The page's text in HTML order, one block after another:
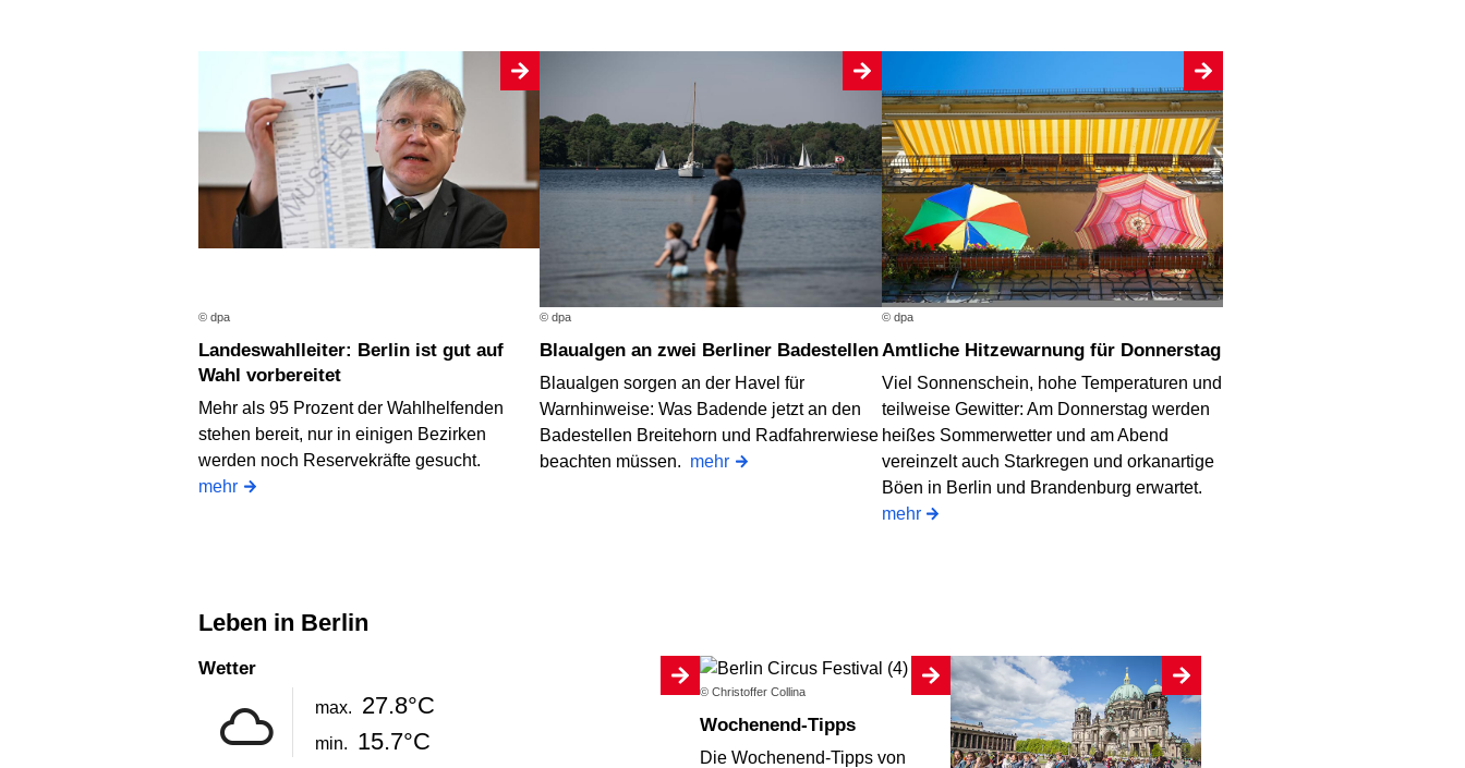
© dpa
Landeswahlleiter: Berlin ist gut auf
Wahl vorbereitet
Mehr als 95 Prozent der Wahlhelfenden
stehen bereit, nur in einigen Bezirken
werden noch Reservekräfte gesucht.
mehr
© dpa
Blaualgen an zwei Berliner Badestellen
Blaualgen sorgen an der Havel für
Warnhinweise: Was Badende jetzt an den
Badestellen Breitehorn und Radfahrerwiese
beachten müssen. mehr
© dpa
Amtliche Hitzewarnung für Donnerstag
Viel Sonnenschein, hohe Temperaturen und
teilweise Gewitter: Am Donnerstag werden
heißes Sommerwetter und am Abend
vereinzelt auch Starkregen und orkanartige
Böen in Berlin und Brandenburg erwartet.
mehr
Leben in Berlin
Wetter
max. 27.8°C
min. 15.7°C
© Christoffer Collina
Wochenend-Tipps
Die Wochenend-Tipps von